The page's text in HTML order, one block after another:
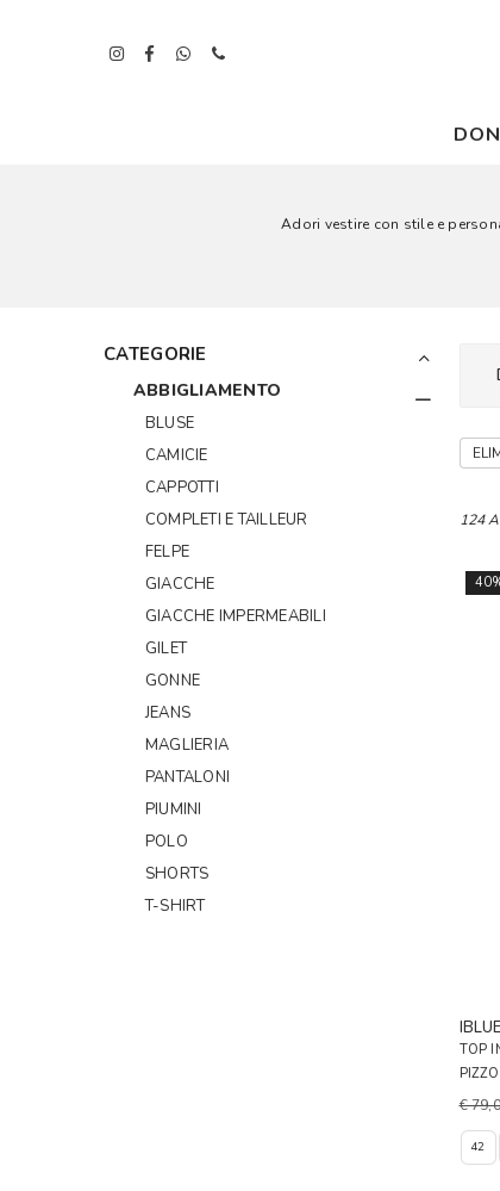
Adori vestire con stile e
CATEGORIE
ABBIGLIAMENTO
BLUSE
CAMICIE
CAPPOTTI
COMPLETI E TAILLEUR
FELPE
GIACCHE
GIACCHE IMPERMEABILI
GILET
GONNE
JEANS
MAGLIERIA
PANTALONI
PIUMINI
POLO
SHORTS
T-SHIRT
124
TOP
€
42